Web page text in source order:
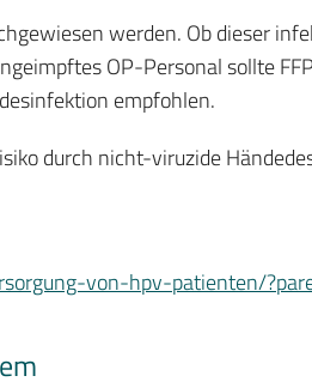
werden. Ob dieser
OP-Personal sollte
empfohlen.
durch nicht-viruzide
von-hpv-patienten/